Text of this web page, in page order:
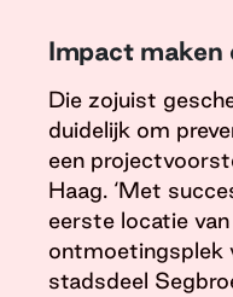
Impact maken
Die zojuist
duidelijk om
een
Haag. ‘Met
eerste locatie
ontmoetingsplek
stadsdeel